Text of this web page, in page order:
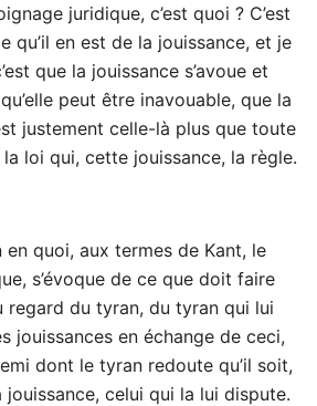
juridique, c’est quoi ? C’est
qu’il en est de la jouissance, et je
que la jouissance s’avoue et
peut être inavouable, que la
justement celle-là plus que toute
loi qui, cette jouissance, la règle.
en quoi, aux termes de Kant, le
s’évoque de ce que doit faire
regard du tyran, du tyran qui lui
jouissances en échange de ceci,
dont le tyran redoute qu’il soit,
celui qui la lui dispute.